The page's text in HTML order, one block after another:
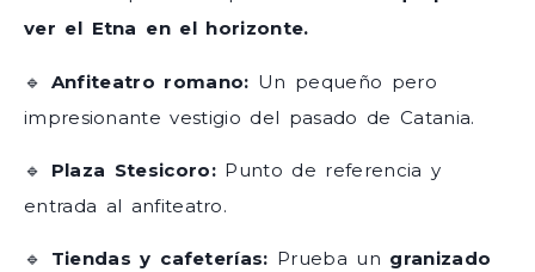
ver el Etna en el horizonte.
🔹 Anfiteatro romano: Un pequeño pero
impresionante vestigio del pasado de Catania.
🔹 Plaza Stesicoro:Punto de referencia y
entrada al anfiteatro.
🔹 Tiendas y cafeterías: Prueba un granizado